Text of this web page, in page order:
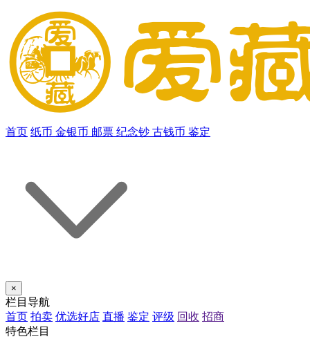
首页 纸币 金银币 邮票 纪念钞 古钱币 鉴定
×
栏目导航
首页 拍卖 优选好店 直播 鉴定 评级 回收 招商
特色栏目